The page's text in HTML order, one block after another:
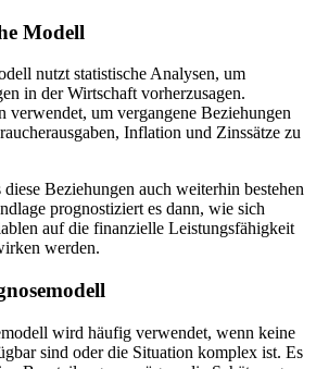
Modell
nutzt statistische Analysen, um
in der Wirtschaft vorherzusagen.
verwendet, um vergangene Beziehungen
Inflation und Zinssätze zu
diese Beziehungen auch weiterhin bestehen
prognostiziert es dann, wie sich
auf die finanzielle Leistungsfähigkeit
werden.
wird häufig verwendet, wenn keine
sind oder die Situation komplex ist. Es